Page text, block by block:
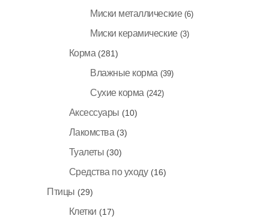
Миски металлические (6)
Миски керамические (3)
Корма (281)
Влажные корма (39)
Сухие корма (242)
Аксессуары (10)
Лакомства (3)
Туалеты (30)
Средства по уходу (16)
Птицы (29)
Клетки (17)